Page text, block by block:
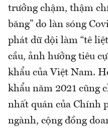
trưởng chậm, thậm
băng” do làn sóng
phát dữ dội làm “tê
cầu, ảnh hưởng tiêu
khẩu của Việt Nam.
khẩu năm 2021 cũng
nhất quán của Chính
ngành, cộng đồng